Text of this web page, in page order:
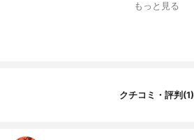
もっと見る
クチコミ・評判(1)